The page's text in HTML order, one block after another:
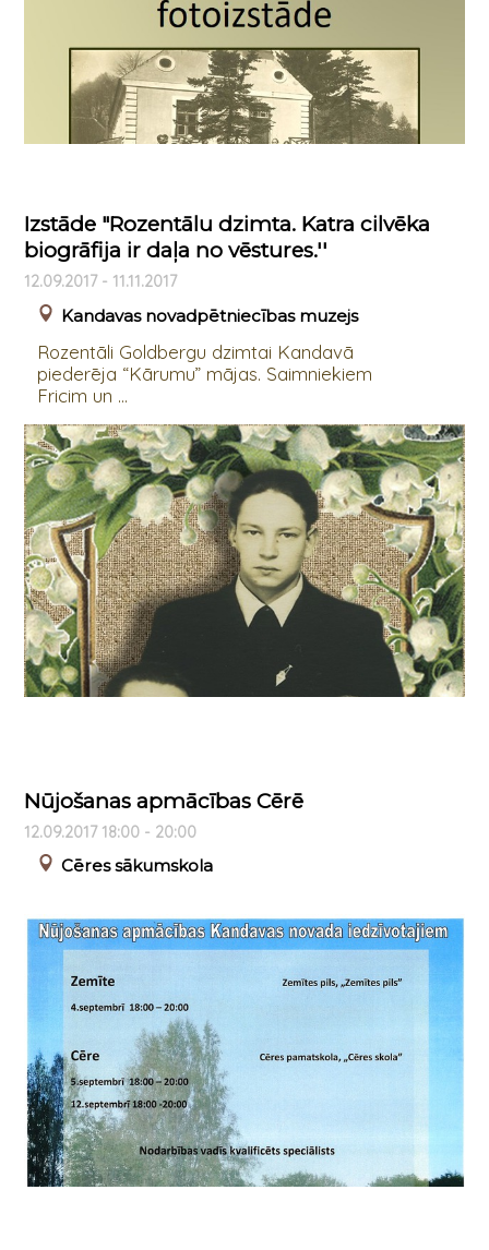
Izstāde "Rozentālu dzimta. Katra cilvēka
biogrāfija ir daļa no vēstures.''
12.09.2017 - 11.11.2017
Kandavas novadpētniecības muzejs
Rozentāli Goldbergu dzimtai Kandavā
piederēja “Kārumu” mājas. Saimniekiem
Fricim un ...
Nūjošanas apmācības Cērē
12.09.2017 18:00 - 20:00
Cēres sākumskola